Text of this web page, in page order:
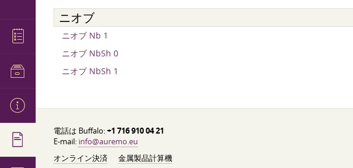
ニオブ
ニオブ Nb 1
ニオブ NbSh 0
ニオブ NbSh 1
電話は Buffalo:+1 716 910 04 21
E-mail: info@auremo.eu
オンライン決済
金属製品計算機